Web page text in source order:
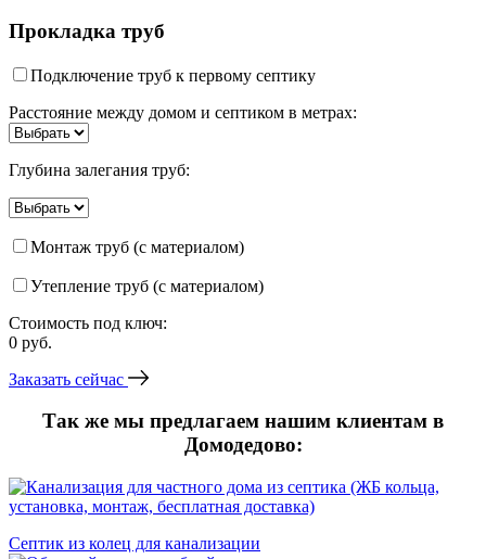
Прокладка труб
Подключение труб к первому септику
Расстояние между домом и септиком в метрах:
Глубина залегания труб:
Монтаж труб (с материалом)
Утепление труб (с материалом)
Стоимость под ключ:
0 руб.
Заказать сейчас
Так же мы предлагаем нашим клиентам в
Домодедово:
Септик из колец для канализации